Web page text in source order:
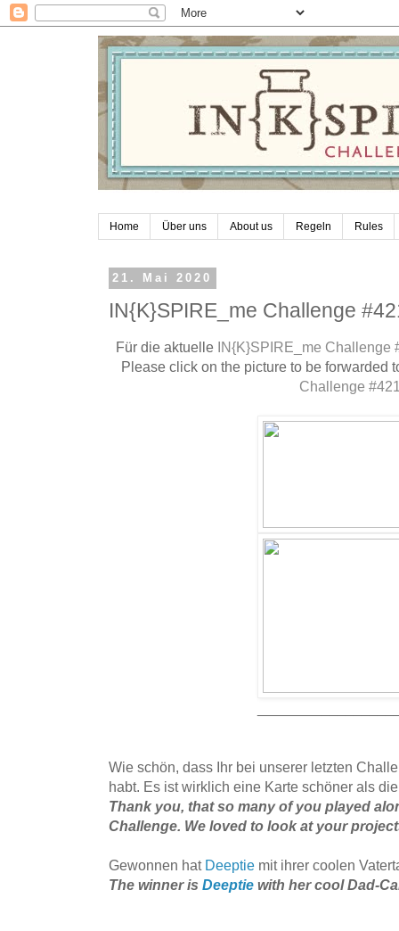
Home Über uns About us Regeln Rules
21. Mai 2020
IN{K}SPIRE_me Challenge
Für die aktuelle IN{K}SPIRE_me Challenge
Please click on the picture to be forwarded
Challenge
Wie schön, dass Ihr bei unserer letzten
habt. Es ist wirklich eine Karte schöner als
Thank you, that so many of you played
Challenge. We loved to look at your
Gewonnen hat Deeptie mit ihrer coolen
The winner is Deeptie with her cool Dad-